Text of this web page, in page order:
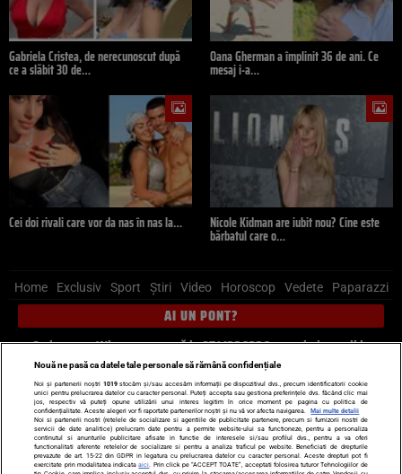
Gabriela Cristea, de nerecunoscut după
ce a slăbit 30 de…
Oana Gherman a împlinit 36 de ani. Ce
mesaj i-a…
Cei doi rivali care vor da nas în nas la… Nicole Kidman are iubit nou? Cine este
bărbatul care o…
Home Exclusiv Sport Știri Video Horoscop Vedete Paparazzi
AI UN PONT?
Scrie-ne pe Whatsapp, sună la 0741226226 sau trimite mail la
pont@cancan.ro
Știri interne Știri externe
Politică
Ultimele stiri
Diete Insula Iubirii Dictionar de vise
LIFE STYLE
Horoscop
Nouă ne pasă ca datele tale personale să rămână confidențiale
Noi și partenerii noștri 1019stocăm și/sau accesăm informații pe dispozitivul dvs., precum identificatorii cookie
unici pentru prelucrarea datelor cu caracter personal. Puteți accepta sau gestiona preferințele dvs. făcând clic mai
jos, respectiv vă puteți opune utilizării unui interes legitim în orice moment pe pagina cu politica de
confidențialitate. Aceste alegeri vor fi raportate partenerilor noștri și nu vă vor afecta navigarea.
Mai multe detalii
Noi si partenerii nostri (retelele de socializare si agentiile de publicitate partenere, precum si furnizorii nostri de
servicii de date analitice) prelucram date pentru a permite website-ului sa functioneze, pentru a personaliza
continutul si anunturile publicitare afisate in functie de interesele si/sau profilul dvs., pentru a va oferi
functionalitati aferente retelelor de socializare si pentru a analiza traficul pe website. Beneficiati de drepturile
prevazute de art. 15-22 din GDPR in legatura cu prelucrarea datelor cu caracter personal. Aceste drepturi pot fi
exercitate prin modalitatea indicataaici . Prin click pe “ACCEPT TOATE”, acceptati folosirea tuturor Tehnologiilor de